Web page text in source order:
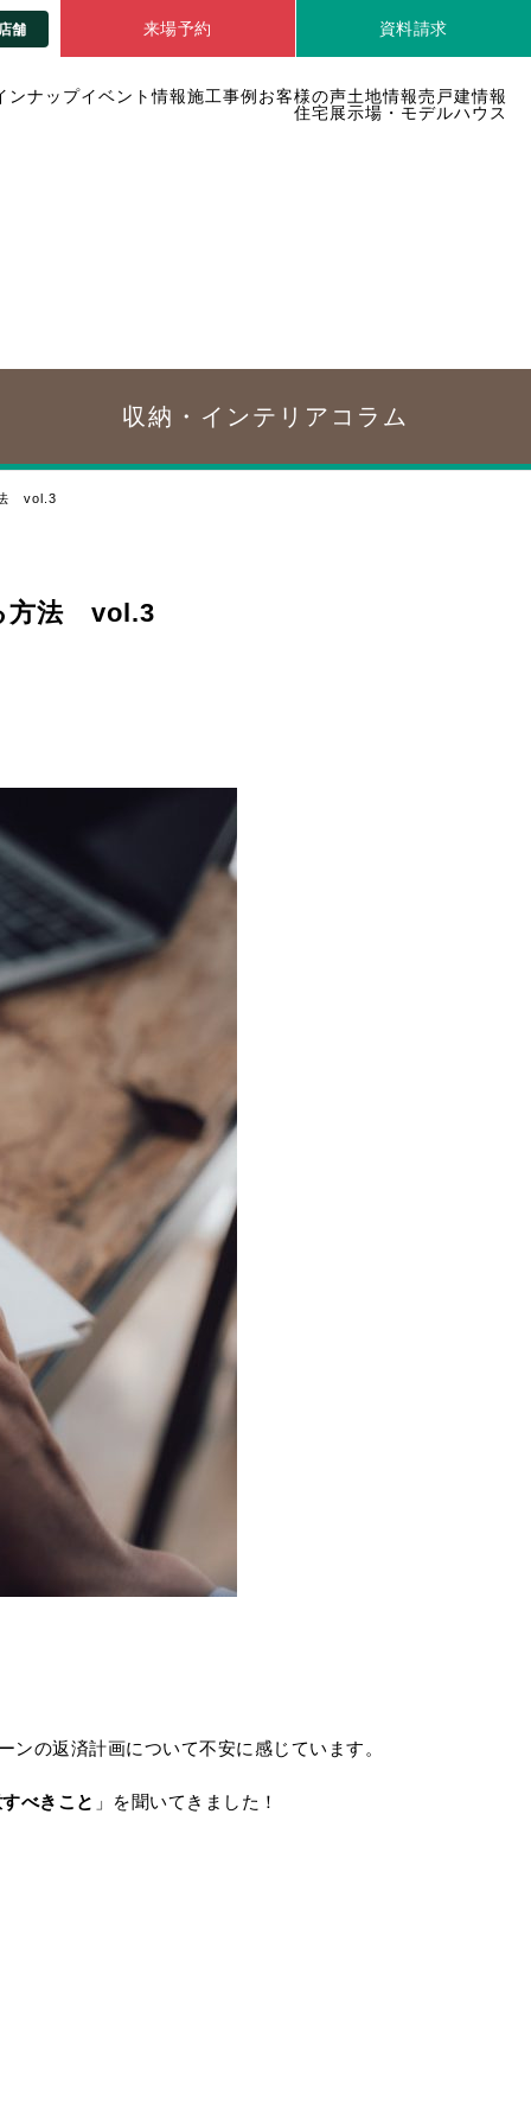
ンナップイベント情報施工事例 お客様の声土地情報売戸建情報
住宅展示場・モデルハウス
舗 来場予約 資料請求
収納・インテリア コラム
法 vol.3
方法 vol.3
の返済計画について不安に感じています。
べきこと 」を聞いてきました！